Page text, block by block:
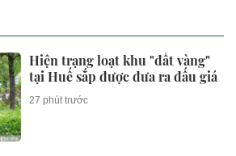
Hiện trạng loạt khu "đất vàng"
tại Huế sắp được đưa ra đấu giá
27 phút trước